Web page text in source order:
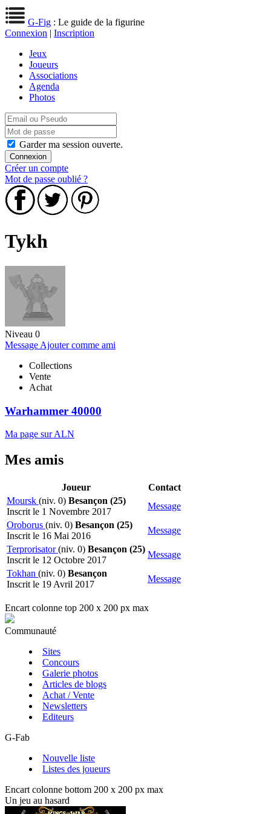
G-Fig : Le guide de la figurine
Connexion | Inscription
Jeux
Joueurs
Associations
Agenda
Photos
Garder ma session ouverte.
Créer un compte
Mot de passe oublié ?
Tykh
Niveau 0
Message Ajouter comme ami
Collections
Vente
Achat
Warhammer 40000
Ma page sur ALN
Mes amis
Joueur
Contact
Moursk (niv. 0) Besançon (25)
Inscrit le 1 Novembre 2017
Message
Oroborus (niv. 0) Besançon (25)
Inscrit le 16 Mai 2016
Message
Terprorisator(niv. 0) Besançon (25)
Inscrit le 12 Octobre 2017
Message
Tokhan (niv. 0) Besançon
Inscrit le 19 Avril 2017
Message
Encart colonne top 200 x 200 px max
Communauté
Sites
Concours
Galerie photos
Articles de blogs
Achat / Vente
Newsletters
Editeurs
G-Fab
Nouvelle liste
Listes des joueurs
Encart colonne bottom 200 x 200 px max
Un jeu au hasard